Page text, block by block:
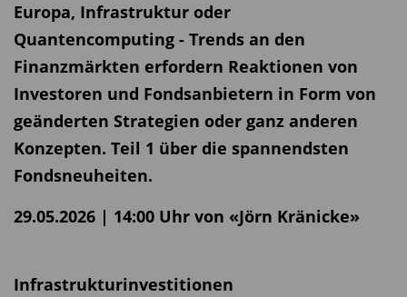
Europa, Infrastruktur oder
Quantencomputing - Trends an den
Finanzmärkten erfordern Reaktionen von
Investoren und Fondsanbietern in Form von
geänderten Strategien oder ganz anderen
Konzepten. Teil 1 über die spannendsten
Fondsneuheiten.
29.05.2026 | 14:00 Uhr von «Jörn Kränicke»
Infrastrukturinvestitionen